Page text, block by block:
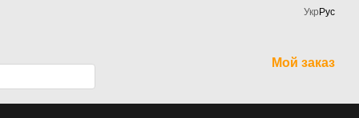
Укр Рус
Мой заказ